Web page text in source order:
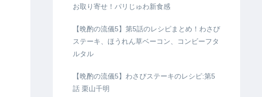
お取り寄せ！パリじゅわ新食感
【晩酌の流儀5】第5話のレシピまとめ！わさび
ステーキ、ほうれん草ベーコン、コンビーフタ
ルタル
【晩酌の流儀5】わさびステーキのレシピ:第5
話 栗山千明